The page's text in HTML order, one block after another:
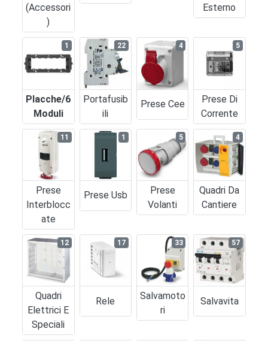
(accessori
)
Esterno
Placche/6
Moduli
1
Portafusib
Ili
22
Prese Cee
4
Prese Di
Corrente
5
Prese
Interblocc
Ate
11
Prese Usb
1
Prese
Volanti
5
Quadri Da
Cantiere
4
Quadri
Elettrici E
Speciali
12
Rele
17
Salvamoto
Ri
33
Salvavita
57